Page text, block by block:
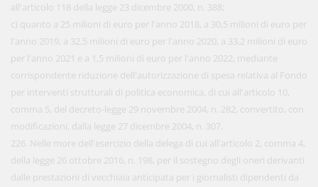
all'articolo 118 della legge 23 dicembre 2000, n. 388;
c) quanto a 25 milioni di euro per l'anno 2018, a 30,5 milioni di euro per
l'anno 2019, a 32,5 milioni di euro per l'anno 2020, a 33,2 milioni di euro
per l'anno 2021 e a 1,5 milioni di euro per l'anno 2022, mediante
corrispondente riduzione dell'autorizzazione di spesa relativa al Fondo
per interventi strutturali di politica economica, di cui all'articolo 10,
comma 5, del decreto-legge 29 novembre 2004, n. 282, convertito, con
modificazioni, dalla legge 27 dicembre 2004, n. 307.
226. Nelle more dell'esercizio della delega di cui all'articolo 2, comma 4,
della legge 26 ottobre 2016, n. 198, per il sostegno degli oneri derivanti
dalle prestazioni di vecchiaia anticipata per i giornalisti dipendenti da